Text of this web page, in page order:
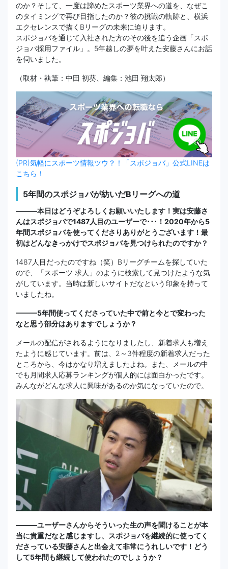
のか？そして、一度は諦めたスポーツ業界への道を、なぜこ
のタイミングで再び目指したのか？彼の挑戦の軌跡と、横浜
エクセレンスで描くBリーグの未来に迫ります。
スポジョバを通じて入社された方のその後を追う企画「スポ
ジョバ採用ファイル」。5年越しの夢を叶えた安藤さんにお話
を伺いました。
（取材・執筆：中田 初葵、編集：池田 翔太郎）
(PR)気軽にスポーツ情報ツウ？！「スポジョバ」公式LINEは
こちら！
5年間のスポジョバが紡いだBリーグへの道
———本日はどうぞよろしくお願いいたします！実は安藤さ
んはスポジョバで1487人目のユーザーで･･･！2020年から5
年間スポジョバを使ってくださりありがとうございます！最
初はどんなきっかけでスポジョバを見つけられたのですか？
1487人目だったのですね（笑）Bリーグチームを探していた
ので、「スポーツ 求人」のように検索して見つけたような気
がしています。当時は新しいサイトだなという印象を持って
いましたね。
———5年間使ってくださっていた中で前と今とで変わった
なと思う部分はありますでしょうか？
メールの配信がされるようになりましたし、新着求人も増え
たように感じています。前は、2～3件程度の新着求人だった
ところから、今はかなり増えましたよね。また、メールの中
でも月間求人応募ランキングが個人的には面白かったです。
みんながどんな求人に興味があるのか気になっていたので。
———ユーザーさんからそういった生の声を聞けることが本
当に貴重だなと感じますし、スポジョバを継続的に使ってく
ださっている安藤さんと出会えて非常にうれしいです！どう
して5年間も継続して使われたのでしょうか？